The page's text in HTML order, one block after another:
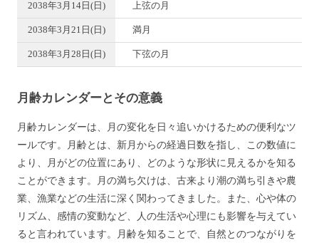
2038年3月14日(日) 上弦の月
2038年3月21日(日) 満月
2038年3月28日(日) 下弦の月
月齢カレンダーとその意義
月齢カレンダーは、月の変化を日々追いかけるための便利なツ
ールです。月齢とは、新月からの経過日数を指し、この数値に
より、月がどの位置にあり、どのような形状に見えるかを知る
ことができます。月の満ち欠けは、古来より潮の満ち引きや農
業、漁業などの生活に深く関わってきました。また、心や体の
リズム、感情の変動など、人の生活や心理にも影響を与えてい
ると言われています。月齢を知ることで、自然とのつながりを